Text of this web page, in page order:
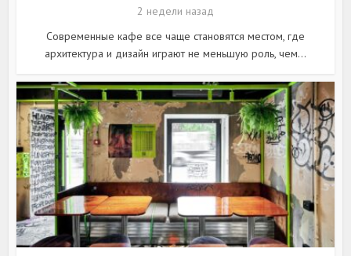
2 недели назад
Современные кафе все чаще становятся местом, где
архитектура и дизайн играют не меньшую роль, чем...